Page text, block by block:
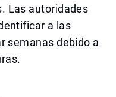
Las autoridades
a las
semanas debido a